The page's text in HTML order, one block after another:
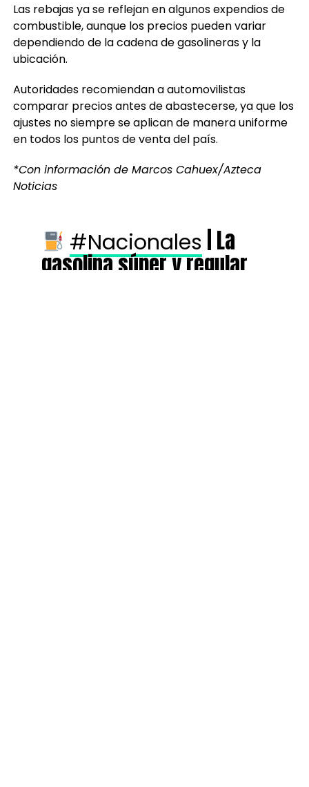
Las rebajas ya se reflejan en algunos expendios de
combustible, aunque los precios pueden variar
dependiendo de la cadena de gasolineras y la
ubicación.
Autoridades recomiendan a automovilistas
comparar precios antes de abastecerse, ya que los
ajustes no siempre se aplican de manera uniforme
en todos los puntos de venta del país.
*Con información de Marcos Cahuex/Azteca
Noticias
#Nacionales | La
gasolina súper y regular